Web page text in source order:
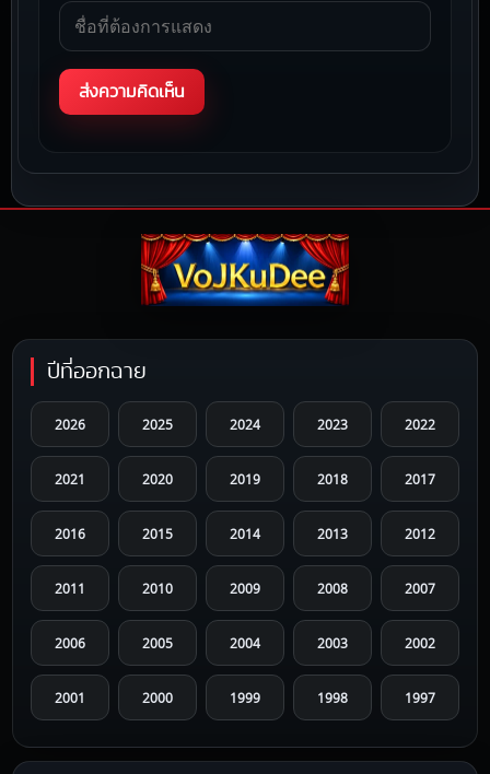
ปีที่ออกฉาย
2026 2025 2024 2023 2022
2021 2020 2019 2018 2017
2016 2015 2014 2013 2012
2011 2010 2009 2008 2007
2006 2005 2004 2003 2002
2001 2000 1999 1998 1997
1996 1995 1994 1993 1992